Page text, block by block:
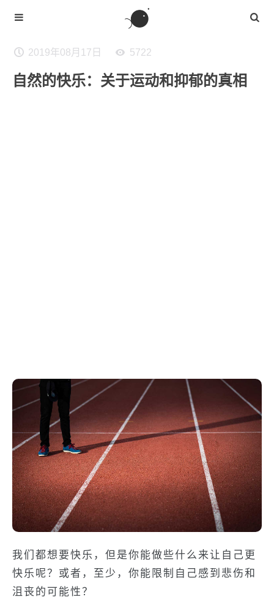
2019年08月17日 5722
自然的快乐：关于运动和抑郁的真相
我们都想要快乐，但是你能做些什么来让自己更
快乐呢？或者，至少，你能限制自己感到悲伤和
沮丧的可能性？